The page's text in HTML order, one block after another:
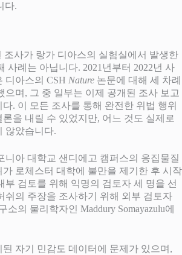
다.
조사가 랑가 디아스의 실험실에서 발생한
사례는 아닙니다. 2021년부터 2022년 사
디아스의 CSH Nature 논문에 대해 세 차례
으며, 그 중 일부는 이제 공개된 조사 보고
. 이 모든 조사를 통해 완전한 위법 행위
을 내릴 수 있었지만, 어느 것도 실제로
않았습니다.
니아 대학교 샌디에고 캠퍼스의 응집물질
로체스터 대학에 불만을 제기한 후 시작
부 검토를 위해 익명의 검토자 세 명을 선
쉬의 주장을 조사하기 위해 외부 검토자
소의 물리학자인 Maddury Somayazulu에
자기 민감도 데이터에 문제가 있으며,